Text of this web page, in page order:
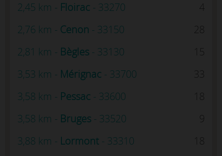
2,45 km - Floirac - 33270
4
2,76 km - Cenon - 33150
28
2,81 km - Bègles - 33130
15
3,53 km - Mérignac - 33700
33
3,58 km - Pessac - 33600
18
3,58 km - Bruges - 33520
9
3,88 km - Lormont - 33310
18